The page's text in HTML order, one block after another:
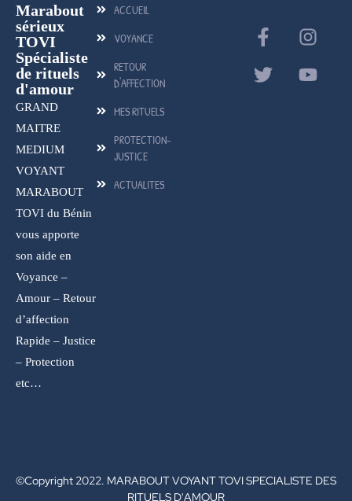
Marabout
sérieux
TOVI
Spécialiste
de rituels
d'amour
GRAND
MAITRE
MEDIUM
VOYANT
MARABOUT
TOVI du Bénin
vous apporte
son aide en
Voyance –
Amour – Retour
d’affection
Rapide – Justice
– Protection
etc…
ACCUEIL
VOYANCE
RETOUR
D'AFFECTION
MES RITUELS
PROTECTION-
JUSTICE
ACTUALITES
©Copyright 2022. MARABOUT VOYANT TOVI SPECIALISTE DES
RITUELS D'AMOUR